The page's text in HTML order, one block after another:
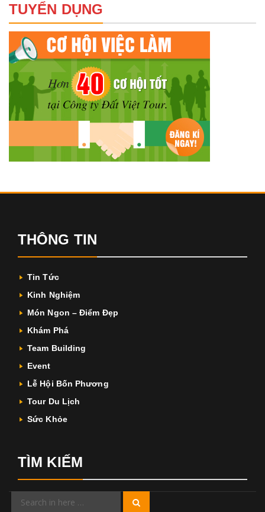
TUYỂN DỤNG
THÔNG TIN
Tin Tức
Kinh Nghiệm
Món Ngon – Điểm Đẹp
Khám Phá
Team Building
Event
Lễ Hội Bốn Phương
Tour Du Lịch
Sức Khỏe
TÌM KIẾM
Search